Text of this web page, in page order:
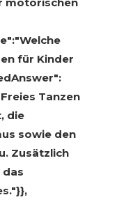
für Kinder
Tanzen
die
sowie den
Zusätzlich